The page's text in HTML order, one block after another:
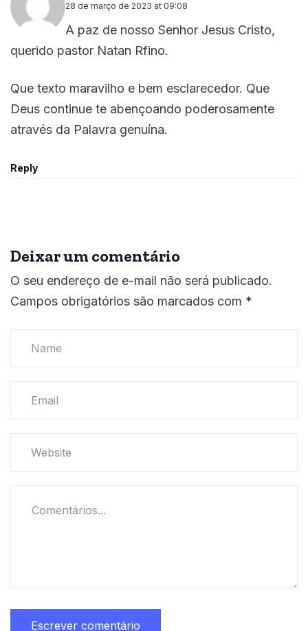
28 de março de 2023 at 09:08
A paz de nosso Senhor Jesus Cristo,
querido pastor Natan Rfino.
Que texto maravilho e bem esclarecedor. Que
Deus continue te abençoando poderosamente
através da Palavra genuína.
Reply
Deixar um comentário
O seu endereço de e-mail não será publicado.
Campos obrigatórios são marcados com *